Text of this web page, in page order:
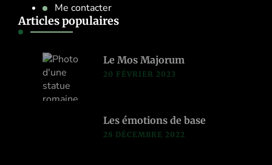
Me contacter
Articles populaires
Le Mos Majorum
20 FÉVRIER 2023
Les émotions de base
28 DÉCEMBRE 2022